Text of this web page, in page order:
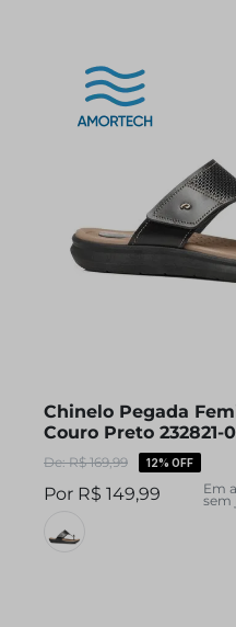
Chinelo Pegada
Couro Preto 232821-
R$ 169,99 12% OFF
R$ 149,99 Em
sem